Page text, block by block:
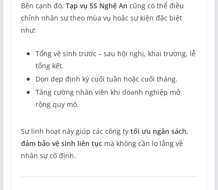
Bên cạnh đó, Tạp vụ 5S Nghệ An cũng có thể điều
chỉnh nhân sự theo mùa vụ hoặc sự kiện đặc biệt
như:
Tổng vệ sinh trước – sau hội nghị, khai trương, lễ
tổng kết.
Dọn dẹp định kỳ cuối tuần hoặc cuối tháng.
Tăng cường nhân viên khi doanh nghiệp mở
rộng quy mô.
Sự linh hoạt này giúp các công ty tối ưu ngân sách,
đảm bảo vệ sinh liên tụcmà không cần lo lắng về
nhân sự cố định.